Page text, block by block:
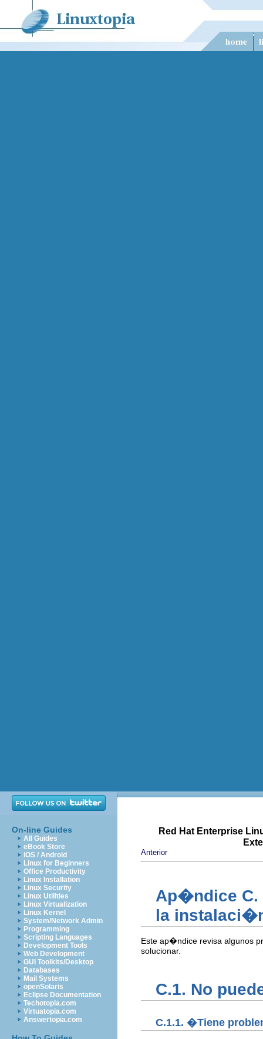
On-line Guides
All Guides
eBook Store
iOS / Android
Linux for Beginners
Office Productivity
Linux Installation
Linux Security
Linux Utilities
Linux Virtualization
Linux Kernel
System/Network Admin
Programming
Scripting Languages
Development Tools
Web Development
GUI Toolkits/Desktop
Databases
Mail Systems
openSolaris
Eclipse Documentation
Techotopia.com
Virtuatopia.com
Answertopia.com
Red Hat Enterprise
Anterior
Ap�ndice C.
la
Este ap�ndice revisa algunos
solucionar.
C.1. No
C.1.1. �Tiene